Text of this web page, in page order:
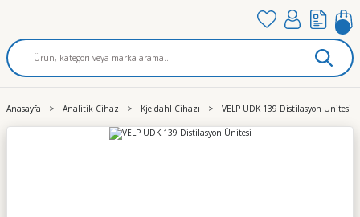
Anasayfa Analitik Cihaz Kjeldahl Cihazı VELP UDK 139 Distilasyon Ünitesi